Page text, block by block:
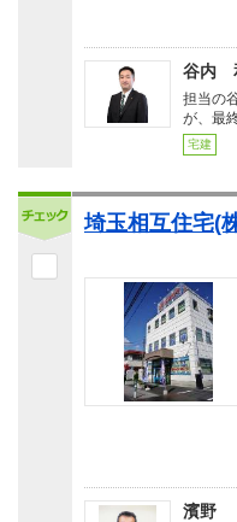
谷内
担当の
が、最
宅建
埼玉相互住宅(
濱野